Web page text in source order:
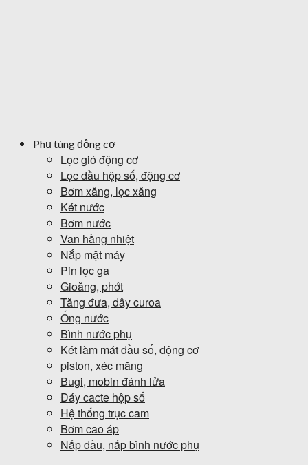
Phụ tùng động cơ
Lọc gió động cơ
Lọc dầu hộp số, động cơ
Bơm xăng, lọc xăng
Két nước
Bơm nước
Van hằng nhiệt
Nắp mặt máy
Pin lọc ga
Gioăng, phớt
Tăng đưa, dây curoa
Ống nước
Bình nước phụ
Két làm mát dầu số, động cơ
piston, xéc măng
Bugi, mobin đánh lửa
Đáy cacte hộp số
Hệ thống trục cam
Bơm cao áp
Nắp dầu, nắp bình nước phụ